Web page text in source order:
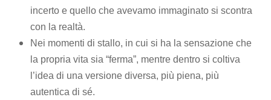
incerto e quello che avevamo immaginato si scontra
con la realtà.
Nei momenti di stallo, in cui si ha la sensazione che
la propria vita sia “ferma”, mentre dentro si coltiva
l’idea di una versione diversa, più piena, più
autentica di sé.